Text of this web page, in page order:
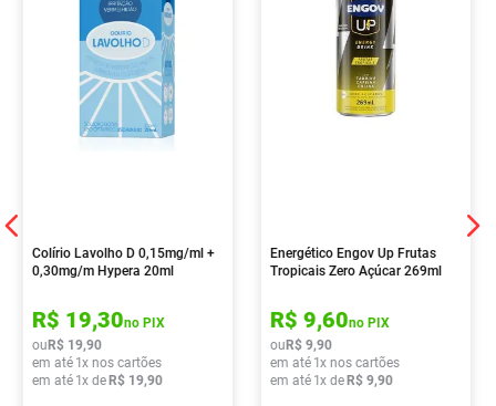
Colírio Lavolho D 0,15mg/ml +
0,30mg/m Hypera 20ml
R$ 19,30no PIX
ou R$ 19,90
em até 1x nos cartões
em até 1x de R$ 19,90
Energético Engov Up Frutas
Tropicais Zero Açúcar 269ml
R$ 9,60no PIX
ou R$ 9,90
em até 1x nos cartões
em até 1x de R$ 9,90